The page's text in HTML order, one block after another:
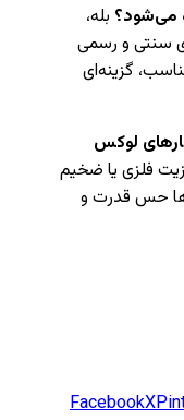
بله،
سنتی و رسمی
گزینه‌ای
لوکس
فلزی یا ضخیم
حس قدرت و
FacebookX